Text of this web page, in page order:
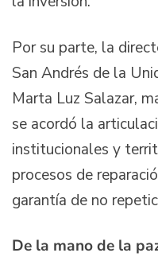
Por su parte, la
San Andrés de la
Marta Luz Salazar,
se acordó la
institucionales y
procesos de
garantía de no
De la mano de la